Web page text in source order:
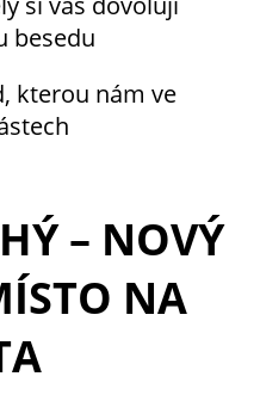
besedu
kterou nám ve
– NOVÝ
NA
deaktivovány
nebo
Analytické
cookies nám
měření
našeho webu
a našich